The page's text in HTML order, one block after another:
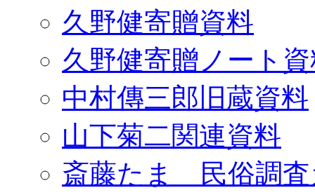
久野健寄贈資料
久野健寄贈ノート
中村傳三郎旧蔵資料
山下菊二関連資料
斎藤たま 民俗調査